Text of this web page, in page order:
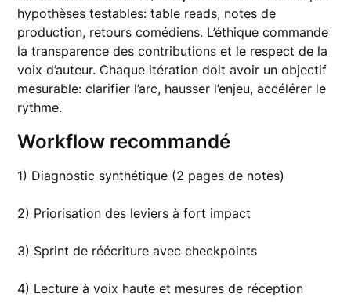
hypothèses testables: table reads, notes de
production, retours comédiens. L’éthique commande
la transparence des contributions et le respect de la
voix d’auteur. Chaque itération doit avoir un objectif
mesurable: clarifier l’arc, hausser l’enjeu, accélérer le
rythme.
Workflow recommandé
1) Diagnostic synthétique (2 pages de notes)
2) Priorisation des leviers à fort impact
3) Sprint de réécriture avec checkpoints
4) Lecture à voix haute et mesures de réception